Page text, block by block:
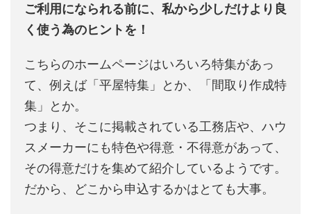
ご利用になられる前に、私から少しだけより良
く使う為のヒントを！
こちらのホームページはいろいろ特集があっ
て、例えば「平屋特集」とか、「間取り作成特
集」とか。
つまり、そこに掲載されている工務店や、ハウ
スメーカーにも特色や得意・不得意があって、
その得意だけを集めて紹介しているようです。
だから、どこから申込するかはとても大事。